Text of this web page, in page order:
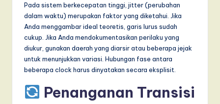
Pada sistem berkecepatan tinggi, jitter (perubahan
dalam waktu) merupakan faktor yang diketahui. Jika
Anda menggambar ideal teoretis, garis lurus sudah
cukup. Jika Anda mendokumentasikan perilaku yang
diukur, gunakan daerah yang diarsir atau beberapa jejak
untuk menunjukkan variasi. Hubungan fase antara
beberapa clock harus dinyatakan secara eksplisit.
Penanganan Transisi